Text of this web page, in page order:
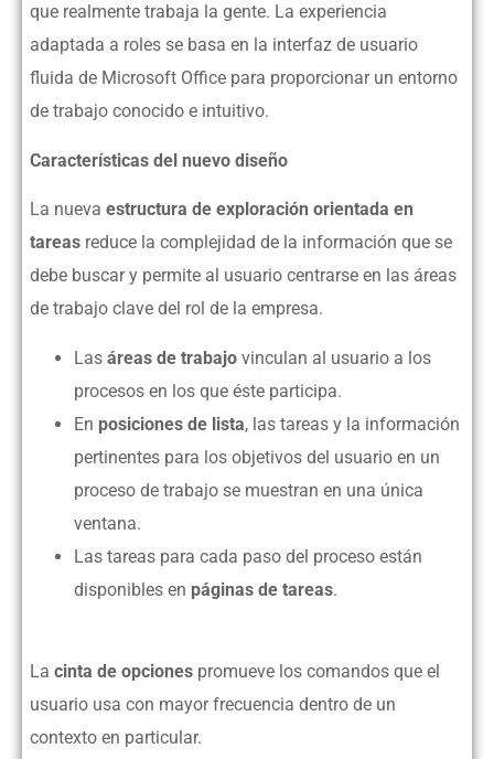
que realmente trabaja la gente. La experiencia
adaptada a roles se basa en la interfaz de usuario
fluida de Microsoft Office para proporcionar un entorno
de trabajo conocido e intuitivo.
Características del nuevo diseño
La nueva estructura de exploración orientada en
tareas reduce la complejidad de la información que se
debe buscar y permite al usuario centrarse en las áreas
de trabajo clave del rol de la empresa.
Las áreas de trabajo vinculan al usuario a los
procesos en los que éste participa.
En posiciones de lista, las tareas y la información
pertinentes para los objetivos del usuario en un
proceso de trabajo se muestran en una única
ventana.
Las tareas para cada paso del proceso están
disponibles en páginas de tareas.
La cinta de opciones promueve los comandos que el
usuario usa con mayor frecuencia dentro de un
contexto en particular.